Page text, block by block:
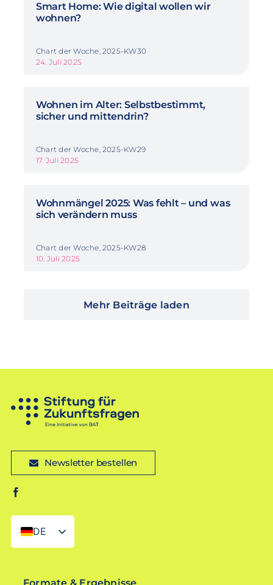
Smart Home: Wie digital wollen wir
wohnen?
Chart der Woche, 2025-KW30
24. Juli 2025
Wohnen im Alter: Selbstbestimmt,
sicher und mittendrin?
Chart der Woche, 2025-KW29
17. Juli 2025
Wohnmängel 2025: Was fehlt – und was
sich verändern muss
Chart der Woche, 2025-KW28
10. Juli 2025
Mehr Beiträge laden
Newsletter bestellen
DE
EN